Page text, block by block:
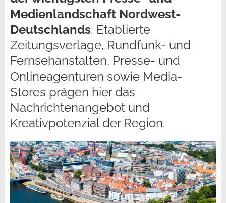
Medienlandschaft Nordwest-
Deutschlands. Etablierte
Zeitungsverlage, Rundfunk- und
Fernsehanstalten, Presse- und
Onlineagenturen sowie Media-
Stores prägen hier das
Nachrichtenangebot und
Kreativpotenzial der Region.